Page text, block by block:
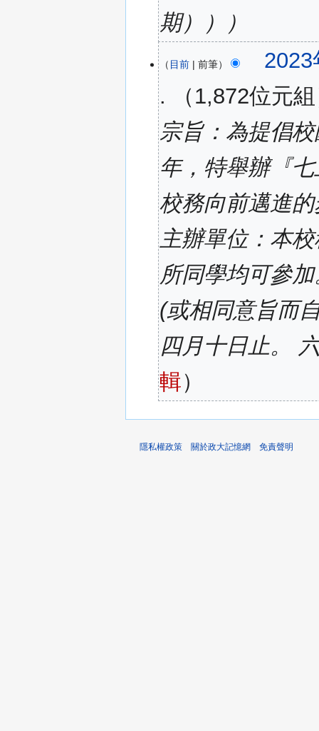
期））
目前 前筆
1,872位元組
宗旨：為提倡
年，特舉辦『
校務向前邁進
主辦單位：本
所同學均可參
(或相同意旨而
四月十日止。
輯
隱私權政策 關於政大記憶網 免責聲明